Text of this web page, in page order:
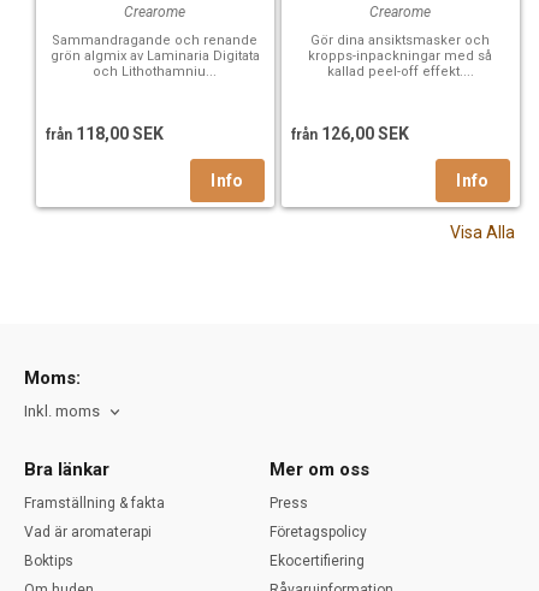
Crearome
Sammandragande och renande
grön algmix av Laminaria Digitata
och Lithothamniu...
från 118,00 SEK
Crearome
Gör dina ansiktsmasker och
kropps-inpackningar med så
kallad peel-off effekt....
från 126,00 SEK
Visa Alla
Moms:
Inkl. moms
Bra länkar
Framställning & fakta
Vad är aromaterapi
Boktips
Mer om oss
Press
Företagspolicy
Ekocertifiering